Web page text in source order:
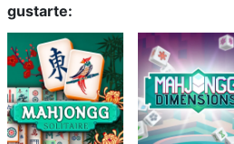
gustarte: